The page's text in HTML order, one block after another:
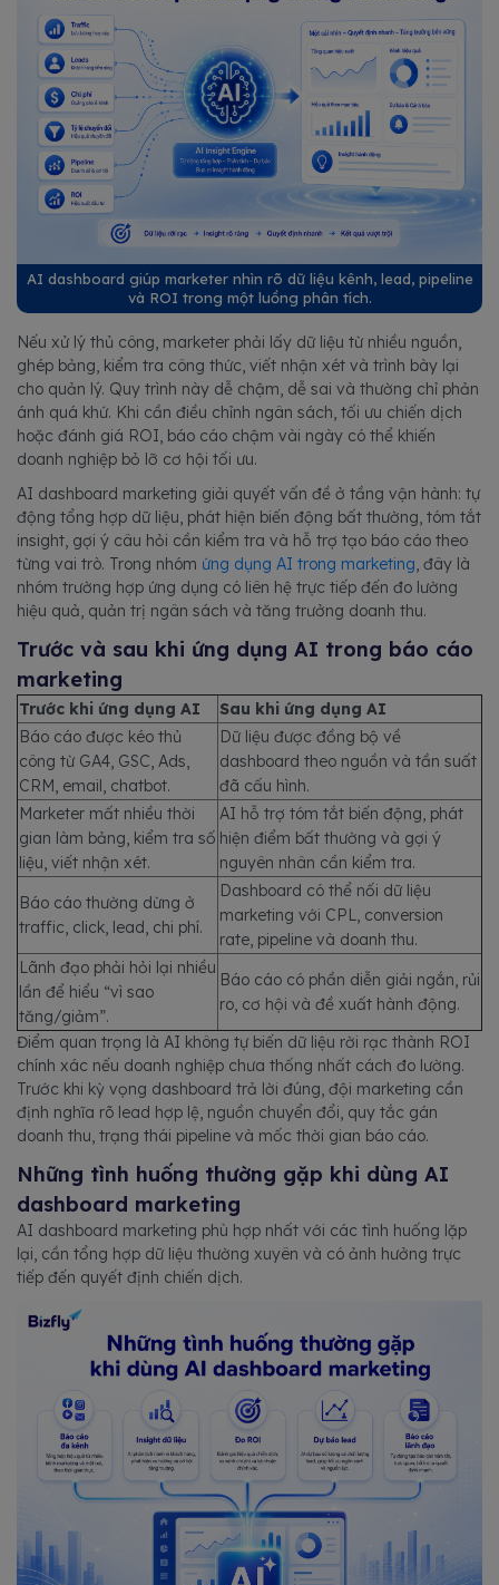
AI dashboard giúp marketer nhìn rõ dữ liệu kênh, lead, pipeline
và ROI trong một luồng phân tích.
Nếu xử lý thủ công, marketer phải lấy dữ liệu từ nhiều nguồn,
ghép bảng, kiểm tra công thức, viết nhận xét và trình bày lại
cho quản lý. Quy trình này dễ chậm, dễ sai và thường chỉ phản
ánh quá khứ. Khi cần điều chỉnh ngân sách, tối ưu chiến dịch
hoặc đánh giá ROI, báo cáo chậm vài ngày có thể khiến
doanh nghiệp bỏ lỡ cơ hội tối ưu.
AI dashboard marketing giải quyết vấn đề ở tầng vận hành: tự
động tổng hợp dữ liệu, phát hiện biến động bất thường, tóm tắt
insight, gợi ý câu hỏi cần kiểm tra và hỗ trợ tạo báo cáo theo
từng vai trò. Trong nhóm ứng dụng AI trong marketing , đây là
nhóm trường hợp ứng dụng có liên hệ trực tiếp đến đo lường
hiệu quả, quản trị ngân sách và tăng trưởng doanh thu.
Trước và sau khi ứng dụng AI trong báo cáo
marketing
Trước khi ứng dụng AI
Sau khi ứng dụng AI
Báo cáo được kéo thủ
công từ GA4, GSC, Ads,
CRM, email, chatbot.
Dữ liệu được đồng bộ về
dashboard theo nguồn và tần suất
đã cấu hình.
Marketer mất nhiều thời
gian làm bảng, kiểm tra số
liệu, viết nhận xét.
AI hỗ trợ tóm tắt biến động, phát
hiện điểm bất thường và gợi ý
nguyên nhân cần kiểm tra.
Báo cáo thường dừng ở
traffic, click, lead, chi phí.
Dashboard có thể nối dữ liệu
marketing với CPL, conversion
rate, pipeline và doanh thu.
Lãnh đạo phải hỏi lại nhiều
lần để hiểu “vì sao
tăng/giảm”.
Báo cáo có phần diễn giải ngắn, rủi
ro, cơ hội và đề xuất hành động.
Điểm quan trọng là AI không tự biến dữ liệu rời rạc thành ROI
chính xác nếu doanh nghiệp chưa thống nhất cách đo lường.
Trước khi kỳ vọng dashboard trả lời đúng, đội marketing cần
định nghĩa rõ lead hợp lệ, nguồn chuyển đổi, quy tắc gán
doanh thu, trạng thái pipeline và mốc thời gian báo cáo.
Những tình huống thường gặp khi dùng AI
dashboard marketing
AI dashboard marketing phù hợp nhất với các tình huống lặp
lại, cần tổng hợp dữ liệu thường xuyên và có ảnh hưởng trực
tiếp đến quyết định chiến dịch.